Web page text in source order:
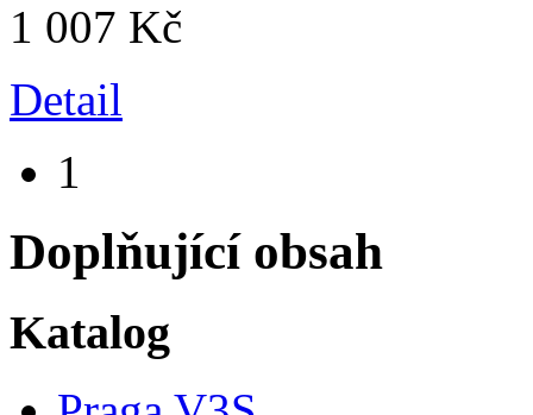
1 007 Kč
Detail
1
Doplňující obsah
Katalog